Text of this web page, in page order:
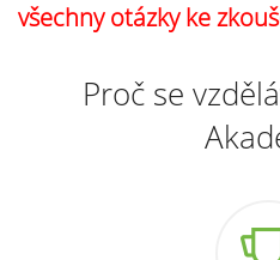
všechny otázky ke
Proč se